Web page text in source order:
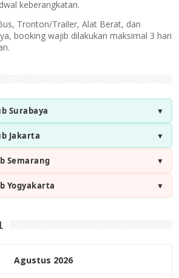
keberangkatan.
Tronton/Trailer, Alat Berat, dan
booking wajib dilakukan maksimal 3 hari
Surabaya
Jakarta
Semarang
Yogyakarta
Agustus 2026